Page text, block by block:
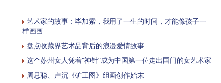
艺术家的故事：毕加索，我用了一生的时间，才能像孩子一
样画画
盘点收藏界艺术品背后的浪漫爱情故事
这个苏州女人凭着“神针”成为中国第一位走出国门的女艺术家
周思聪、卢沉《矿工图》组画创作始末